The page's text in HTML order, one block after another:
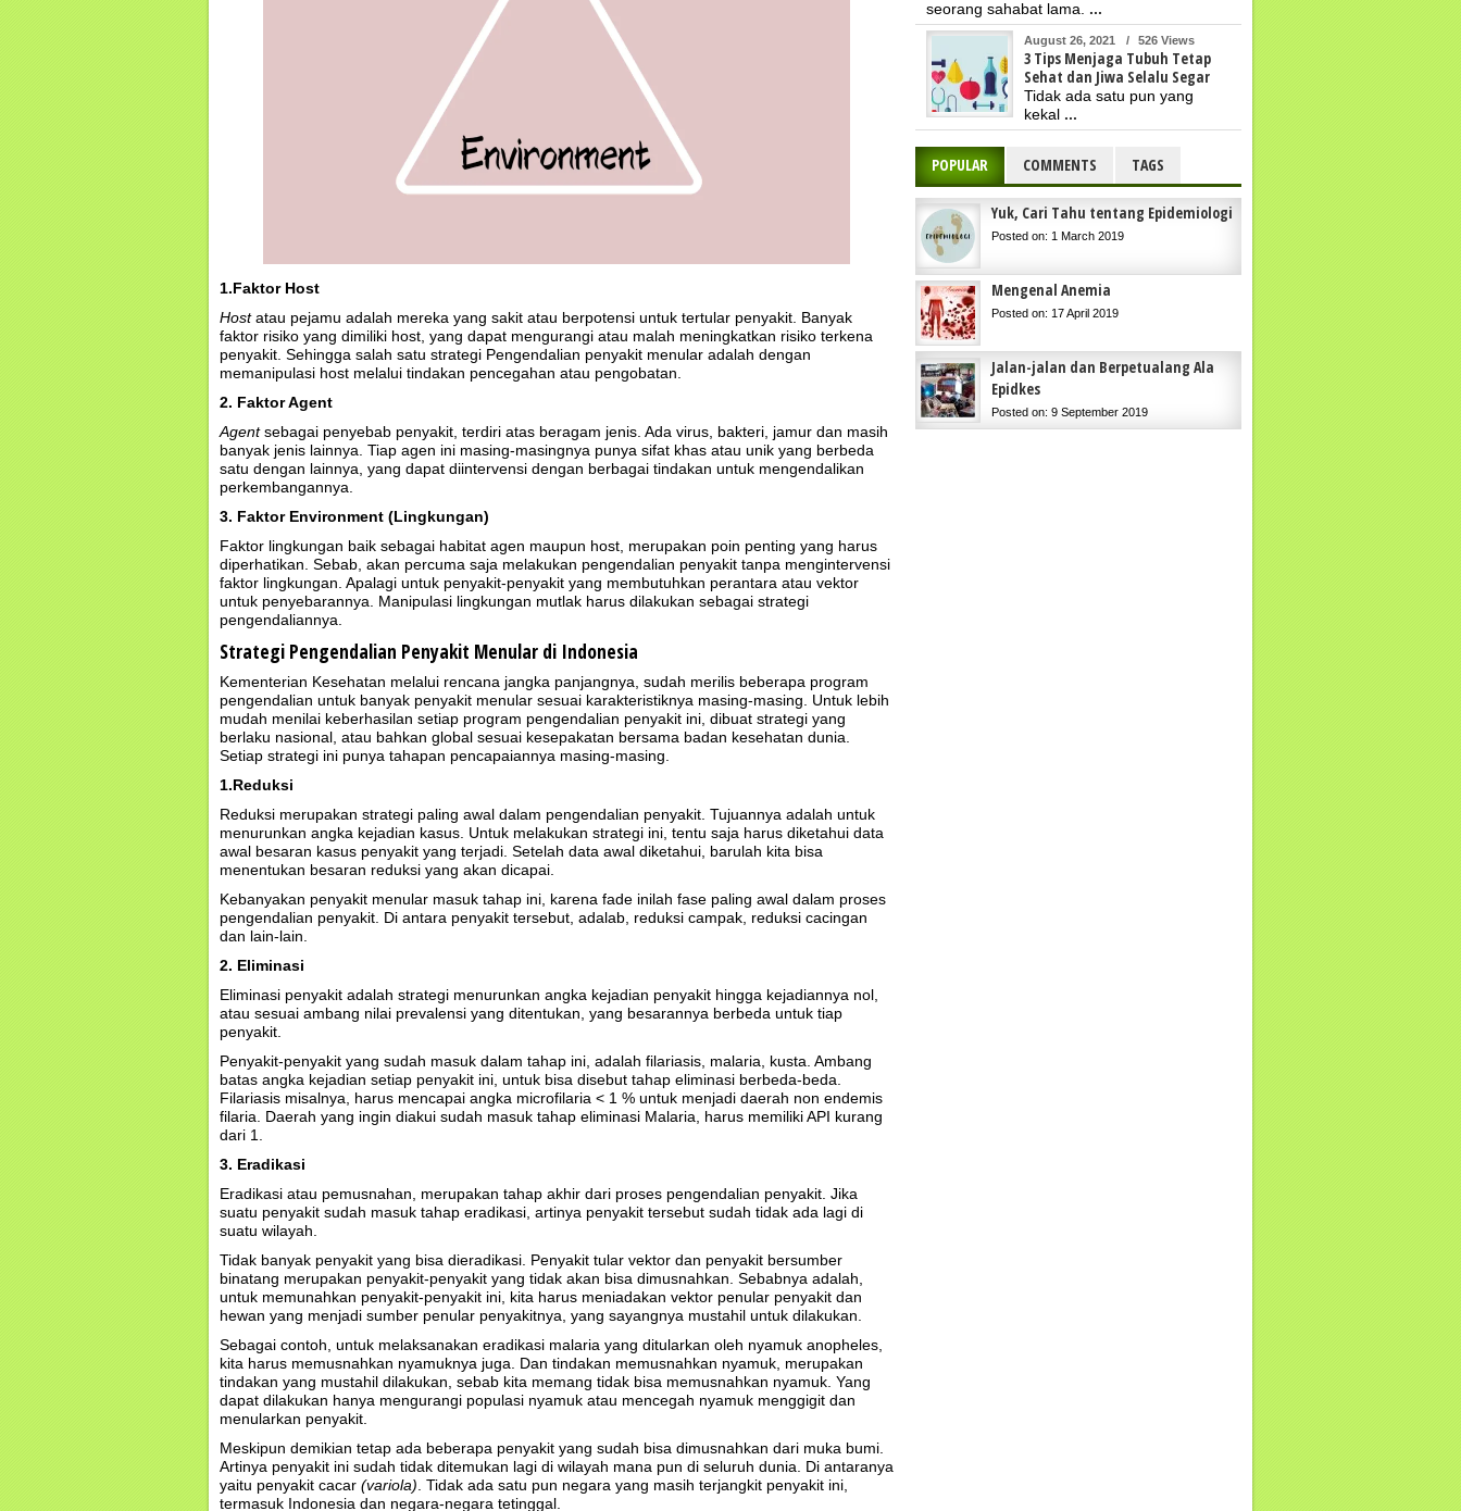
1.Faktor Host
Hostatau pejamu adalah mereka yang sakit atau berpotensi untuk tertular penyakit. Banyak
faktor risiko yang dimiliki host, yang dapat mengurangi atau malah meningkatkan risiko terkena
penyakit. Sehingga salah satu strategi Pengendalian penyakit menular adalah dengan
memanipulasi host melalui tindakan pencegahan atau pengobatan.
2. Faktor Agent
Agentsebagai penyebab penyakit, terdiri atas beragam jenis. Ada virus, bakteri, jamur dan masih
banyak jenis lainnya. Tiap agen ini masing-masingnya punya sifat khas atau unik yang berbeda
satu dengan lainnya, yang dapat diintervensi dengan berbagai tindakan untuk mengendalikan
perkembangannya.
3. Faktor Environment (Lingkungan)
Faktor lingkungan baik sebagai habitat agen maupun host, merupakan poin penting yang harus
diperhatikan. Sebab, akan percuma saja melakukan pengendalian penyakit tanpa mengintervensi
faktor lingkungan. Apalagi untuk penyakit-penyakit yang membutuhkan perantara atau vektor
untuk penyebarannya. Manipulasi lingkungan mutlak harus dilakukan sebagai strategi
pengendaliannya.
Strategi Pengendalian Penyakit Menular di Indonesia
Kementerian Kesehatan melalui rencana jangka panjangnya, sudah merilis beberapa program
pengendalian untuk banyak penyakit menular sesuai karakteristiknya masing-masing. Untuk lebih
mudah menilai keberhasilan setiap program pengendalian penyakit ini, dibuat strategi yang
berlaku nasional, atau bahkan global sesuai kesepakatan bersama badan kesehatan dunia.
Setiap strategi ini punya tahapan pencapaiannya masing-masing.
1.Reduksi
Reduksi merupakan strategi paling awal dalam pengendalian penyakit. Tujuannya adalah untuk
menurunkan angka kejadian kasus. Untuk melakukan strategi ini, tentu saja harus diketahui data
awal besaran kasus penyakit yang terjadi. Setelah data awal diketahui, barulah kita bisa
menentukan besaran reduksi yang akan dicapai.
Kebanyakan penyakit menular masuk tahap ini, karena fade inilah fase paling awal dalam proses
pengendalian penyakit. Di antara penyakit tersebut, adalab, reduksi campak, reduksi cacingan
dan lain-lain.
2. Eliminasi
Eliminasi penyakit adalah strategi menurunkan angka kejadian penyakit hingga kejadiannya nol,
atau sesuai ambang nilai prevalensi yang ditentukan, yang besarannya berbeda untuk tiap
penyakit.
Penyakit-penyakit yang sudah masuk dalam tahap ini, adalah filariasis, malaria, kusta. Ambang
batas angka kejadian setiap penyakit ini, untuk bisa disebut tahap eliminasi berbeda-beda.
Filariasis misalnya, harus mencapai angka microfilaria < 1 % untuk menjadi daerah non endemis
filaria. Daerah yang ingin diakui sudah masuk tahap eliminasi Malaria, harus memiliki API kurang
dari 1.
3. Eradikasi
Eradikasi atau pemusnahan, merupakan tahap akhir dari proses pengendalian penyakit. Jika
suatu penyakit sudah masuk tahap eradikasi, artinya penyakit tersebut sudah tidak ada lagi di
suatu wilayah.
Tidak banyak penyakit yang bisa dieradikasi. Penyakit tular vektor dan penyakit bersumber
binatang merupakan penyakit-penyakit yang tidak akan bisa dimusnahkan. Sebabnya adalah,
untuk memunahkan penyakit-penyakit ini, kita harus meniadakan vektor penular penyakit dan
hewan yang menjadi sumber penular penyakitnya, yang sayangnya mustahil untuk dilakukan.
Sebagai contoh, untuk melaksanakan eradikasi malaria yang ditularkan oleh nyamuk anopheles,
kita harus memusnahkan nyamuknya juga. Dan tindakan memusnahkan nyamuk, merupakan
tindakan yang mustahil dilakukan, sebab kita memang tidak bisa memusnahkan nyamuk. Yang
dapat dilakukan hanya mengurangi populasi nyamuk atau mencegah nyamuk menggigit dan
menularkan penyakit.
Meskipun demikian tetap ada beberapa penyakit yang sudah bisa dimusnahkan dari muka bumi.
Artinya penyakit ini sudah tidak ditemukan lagi di wilayah mana pun di seluruh dunia. Di antaranya
yaitu penyakit cacar (variola) . Tidak ada satu pun negara yang masih terjangkit penyakit ini,
termasuk Indonesia dan negara-negara tetinggal.
seorang sahabat lama. ...
August 26, 2021 / 526 Views
3 Tips Menjaga Tubuh Tetap
Sehat dan Jiwa Selalu Segar
Tidak ada satu pun yang
kekal ...
POPULAR COMMENTS TAGS
Yuk, Cari Tahu tentang Epidemiologi
Posted on: 1 March 2019
Mengenal Anemia
Posted on: 17 April 2019
Jalan-jalan dan Berpetualang Ala
Epidkes
Posted on: 9 September 2019